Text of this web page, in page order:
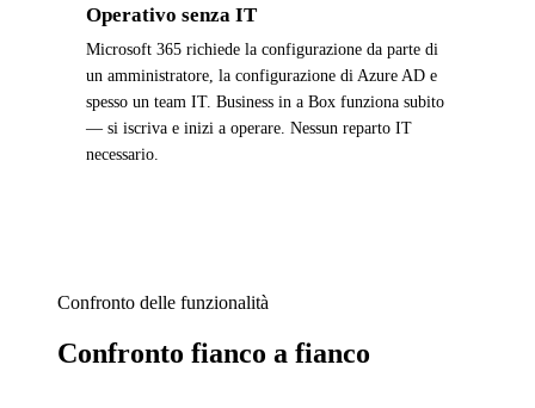
Operativo senza IT
Microsoft 365 richiede la configurazione da parte di
un amministratore, la configurazione di Azure AD e
spesso un team IT. Business in a Box funziona subito
— si iscriva e inizi a operare. Nessun reparto IT
necessario.
Confronto delle funzionalità
Confronto fianco a fianco